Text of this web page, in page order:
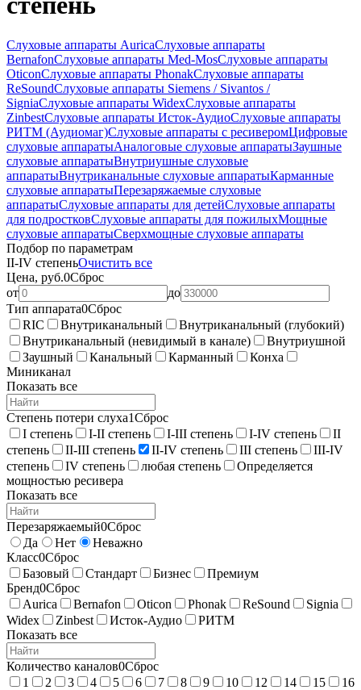
Слуховые аппараты AuricaСлуховые аппараты
BernafonСлуховые аппараты Med-MosСлуховые аппараты
OticonСлуховые аппараты PhonakСлуховые аппараты
ReSoundСлуховые аппараты Siemens / Sivantos /
SigniaСлуховые аппараты WidexСлуховые аппараты
ZinbestСлуховые аппараты Исток-АудиоСлуховые аппараты
РИТМ (Аудиомаг)Слуховые аппараты с ресиверомЦифровые
слуховые аппаратыАналоговые слуховые аппаратыЗаушные
слуховые аппаратыВнутриушные слуховые
аппаратыВнутриканальные слуховые аппаратыКарманные
слуховые аппаратыПерезаряжаемые слуховые
аппаратыСлуховые аппараты для детейСлуховые аппараты
для подростковСлуховые аппараты для пожилыхМощные
слуховые аппаратыСверхмощные слуховые аппараты
Подбор по параметрам
II-IV степеньОчистить все
Цена, руб.0Сброс
от
до
Тип аппарата0Сброс
RIC
Внутриканальный
Внутриканальный (глубокий)
Внутриканальный (невидимый в канале)
Внутриушной
Заушный
Канальный Карманный
Конха
Миниканал
Показать все
Степень потери слуха1Сброс
I степень
I-II степень I-III степень I-IV степень
II
степень
II-III степень II-IV степень III степень
III-IV
степень
IV степень любая степень
Определяется
мощностью ресивера
Показать все
Перезаряжаемый0Сброс
Да
Нет
Неважно
Класс0Сброс
Базовый
Стандарт Бизнес
Премиум
Бренд0Сброс
Aurica
Bernafon Oticon Phonak ReSound
Signia
Widex
Zinbest Исток-Аудио
РИТМ
Показать все
Количество каналов0Сброс
1
2 3 4 5 6 7 8 9 10 12 14 15
16